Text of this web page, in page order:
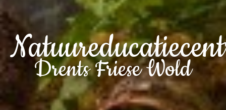
Drents Friese Wold